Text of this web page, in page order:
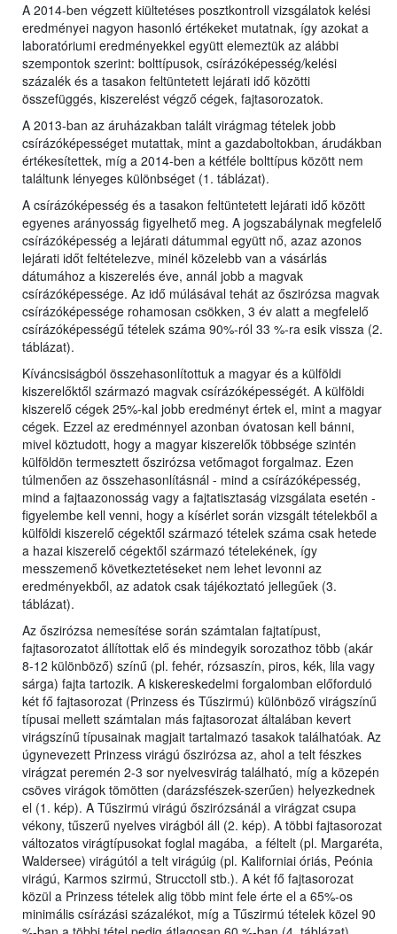
A 2014-ben végzett kiültetéses posztkontroll vizsgálatok kelési
eredményei nagyon hasonló értékeket mutatnak, így azokat a
laboratóriumi eredményekkel együtt elemeztük az alábbi
szempontok szerint: bolttípusok, csírázóképesség/kelési
százalék és a tasakon feltüntetett lejárati idő közötti
összefüggés, kiszerelést végző cégek, fajtasorozatok.
A 2013-ban az áruházakban talált virágmag tételek jobb
csírázóképességet mutattak, mint a gazdaboltokban, árudákban
értékesítettek, míg a 2014-ben a kétféle bolttípus között nem
találtunk lényeges különbséget (1. táblázat).
A csírázóképesség és a tasakon feltüntetett lejárati idő között
egyenes arányosság figyelhető meg. A jogszabálynak megfelelő
csírázóképesség a lejárati dátummal együtt nő, azaz azonos
lejárati időt feltételezve, minél közelebb van a vásárlás
dátumához a kiszerelés éve, annál jobb a magvak
csírázóképessége. Az idő múlásával tehát az őszirózsa magvak
csírázóképessége rohamosan csökken, 3 év alatt a megfelelő
csírázóképességű tételek száma 90%-ról 33 %-ra esik vissza (2.
táblázat).
Kíváncsiságból összehasonlítottuk a magyar és a külföldi
kiszerelőktől származó magvak csírázóképességét. A külföldi
kiszerelő cégek 25%-kal jobb eredményt értek el, mint a magyar
cégek. Ezzel az eredménnyel azonban óvatosan kell bánni,
mivel köztudott, hogy a magyar kiszerelők többsége szintén
külföldön termesztett őszirózsa vetőmagot forgalmaz. Ezen
túlmenően az összehasonlításnál - mind a csírázóképesség,
mind a fajtaazonosság vagy a fajtatisztaság vizsgálata esetén -
figyelembe kell venni, hogy a kísérlet során vizsgált tételekből a
külföldi kiszerelő cégektől származó tételek száma csak hetede
a hazai kiszerelő cégektől származó tételekének, így
messzemenő következtetéseket nem lehet levonni az
eredményekből, az adatok csak tájékoztató jellegűek (3.
táblázat).
Az őszirózsa nemesítése során számtalan fajtatípust,
fajtasorozatot állítottak elő és mindegyik sorozathoz több (akár
8-12 különböző) színű (pl. fehér, rózsaszín, piros, kék, lila vagy
sárga) fajta tartozik. A kiskereskedelmi forgalomban előforduló
két fő fajtasorozat (Prinzess és Tűszirmú) különböző virágszínű
típusai mellett számtalan más fajtasorozat általában kevert
virágszínű típusainak magjait tartalmazó tasakok találhatóak. Az
úgynevezett Prinzess virágú őszirózsa az, ahol a telt fészkes
virágzat peremén 2-3 sor nyelvesvirág található, míg a közepén
csöves virágok tömötten (darázsfészek-szerűen) helyezkednek
el (1. kép). A Tűszirmú virágú őszirózsánál a virágzat csupa
vékony, tűszerű nyelves virágból áll (2. kép). A többi fajtasorozat
változatos virágtípusokat foglal magába, a féltelt (pl. Margaréta,
Waldersee) virágútól a telt virágúig (pl. Kaliforniai óriás, Peónia
virágú, Karmos szirmú, Strucctoll stb.). A két fő fajtasorozat
közül a Prinzess tételek alig több mint fele érte el a 65%-os
minimális csírázási százalékot, míg a Tűszirmú tételek közel 90